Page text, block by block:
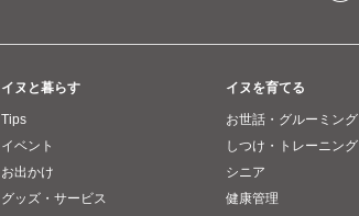
イヌと暮らす
Tips
イベント
お出かけ
グッズ・サービス
イヌを育てる
お世話・グルーミング
しつけ・トレーニング
シニア
健康管理